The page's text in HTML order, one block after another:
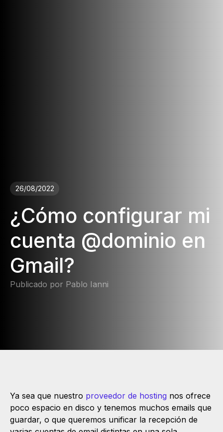
26/08/2022
¿Cómo configurar mi
cuenta @dominio en
Gmail?
Publicado por Pablo Ianni
Ya sea que nuestro proveedor de hosting nos ofrece
poco espacio en disco y tenemos muchos emails que
guardar, o que queremos unificar la recepción de